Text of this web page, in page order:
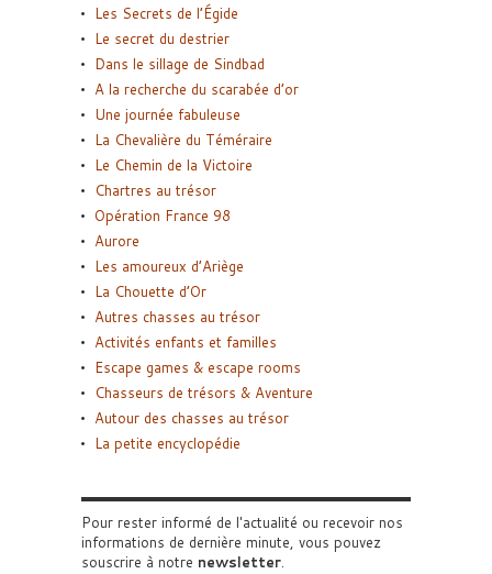
Les Secrets de l’Égide
Le secret du destrier
Dans le sillage de Sindbad
A la recherche du scarabée d’or
Une journée fabuleuse
La Chevalière du Téméraire
Le Chemin de la Victoire
Chartres au trésor
Opération France 98
Aurore
Les amoureux d’Ariège
La Chouette d’Or
Autres chasses au trésor
Activités enfants et familles
Escape games & escape rooms
Chasseurs de trésors & Aventure
Autour des chasses au trésor
La petite encyclopédie
Pour rester informé de l'actualité ou recevoir nos
informations de dernière minute, vous pouvez
souscrire à notre newsletter.